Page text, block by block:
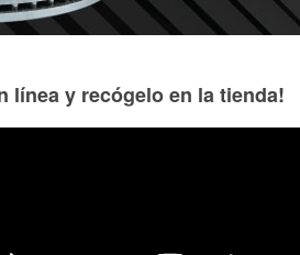
línea y recógelo en la tienda!